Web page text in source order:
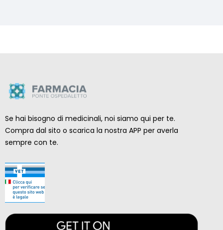
Se hai bisogno di medicinali, noi siamo qui per te.
Compra dal sito o scarica la nostra APP per averla
sempre con te.